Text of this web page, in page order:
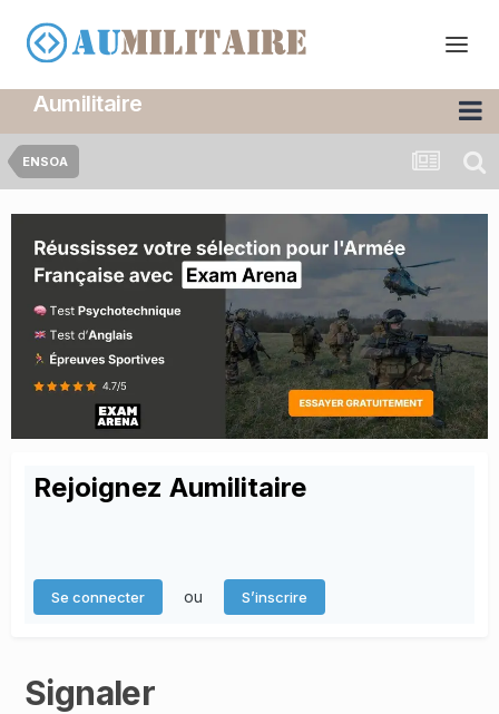
Aumilitaire
ENSOA
Rejoignez Aumilitaire
Se connecter ou S’inscrire
Signaler